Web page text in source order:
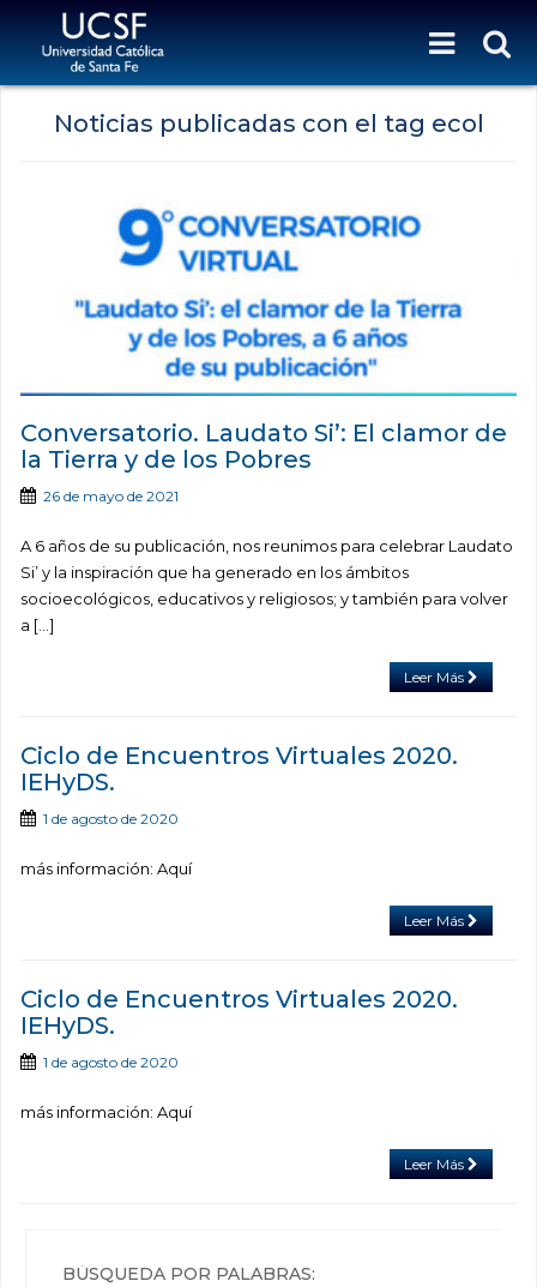
Noticias publicadas con el tag ecol
Conversatorio. Laudato Si’: El clamor de
la Tierra y de los Pobres
26 de mayo de 2021
A 6 años de su publicación, nos reunimos para celebrar Laudato
Si’ y la inspiración que ha generado en los ámbitos
socioecológicos, educativos y religiosos; y también para volver
a […]
Leer Más
Ciclo de Encuentros Virtuales 2020.
IEHyDS.
1 de agosto de 2020
más información: Aquí
Leer Más
Ciclo de Encuentros Virtuales 2020.
IEHyDS.
1 de agosto de 2020
más información: Aquí
Leer Más
BÚSQUEDA POR PALABRAS: